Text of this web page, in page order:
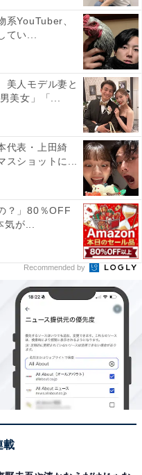
系YouTuber、
てい...
美人モデル妻と
美女」「...
代表・上田綺
スショットに...
？」80％OFF
気が...
Recommended by
載